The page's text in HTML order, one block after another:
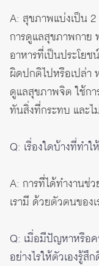
A: สุขภาพแบ่งเป็น
การดูแลสุขภาพกาย
อาหารที่เป็นประโยช
ผิดปกติไปหรือเปล่า
ดูแลสุขภาพจิต ใช้กา
ทันสิ่งที่กระทบ และ
Q: เรื่องใดบ้างที่ทำ
A: การที่ได้ทำงานช่
เรามี ด้วยตัวตนของ
Q: เมื่อมีปัญหาหรือ
อย่างไรให้ตัวเองรู้สึ